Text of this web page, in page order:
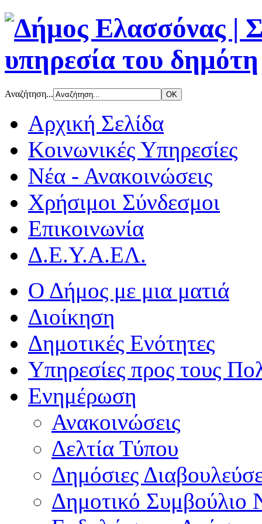
Αναζήτηση...
Αρχική Σελίδα
Κοινωνικές Υπηρεσίες
Νέα - Ανακοινώσεις
Χρήσιμοι Σύνδεσμοι
Επικοινωνία
Δ.Ε.Υ.Α.ΕΛ.
Ο Δήμος με μια ματιά
Διοίκηση
Δημοτικές Ενότητες
Υπηρεσίες προς τους
Ενημέρωση
Ανακοινώσεις
Δελτία Τύπου
Δημόσιες
Δημοτικό Συμβούλιο